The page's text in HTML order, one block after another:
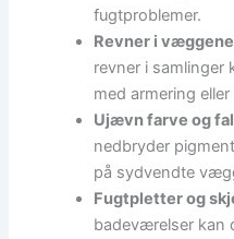
fugtproblemer.
Revner i
revner i
med armering eller
Ujævn farve og
nedbryder
på sydvendte
Fugtpletter og
badeværelser kan